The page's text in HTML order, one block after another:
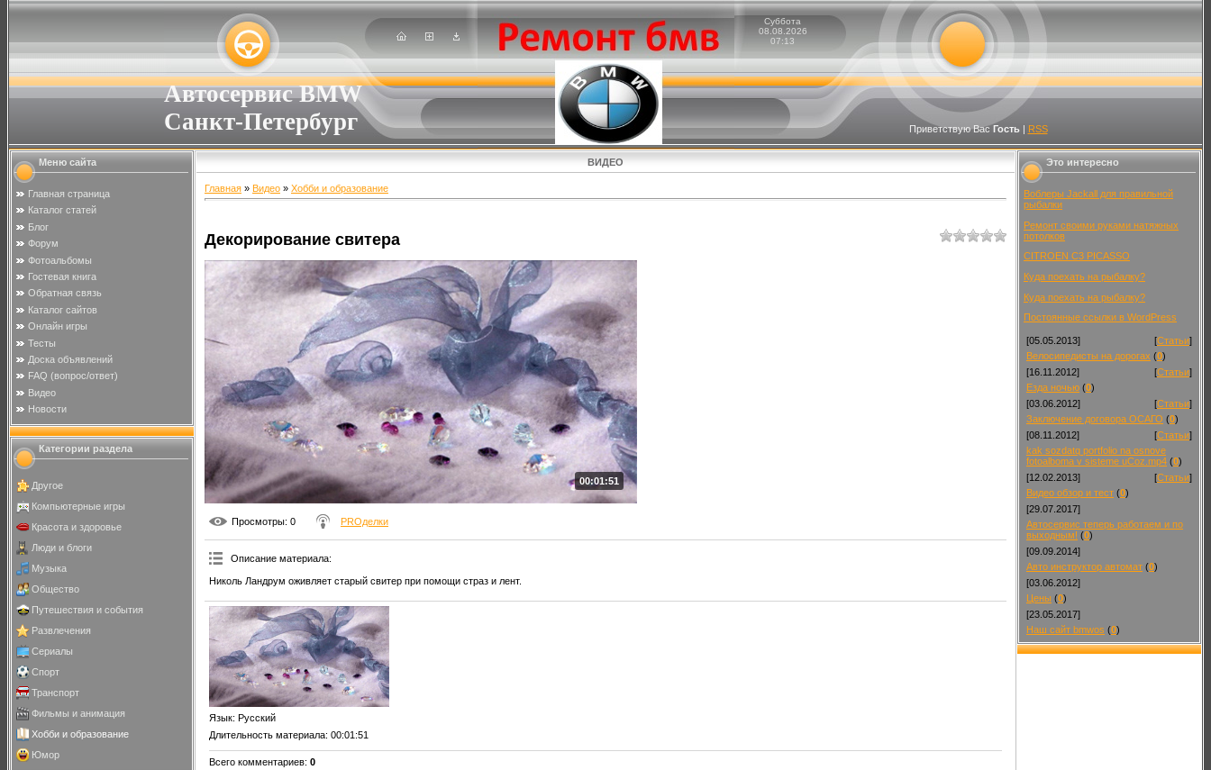
Автосервис BMW
Санкт-Петербург
Суббота
08.08.2026
07:13
Приветствую Вас Гость| RSS
Меню сайта
Главная страница
Каталог статей
Блог
Форум
Фотоальбомы
Гостевая книга
Обратная связь
Каталог сайтов
Онлайн игры
Тесты
Доска объявлений
FAQ (вопрос/ответ)
Видео
Новости
Категории раздела
Другое
Компьютерные игры
Красота и здоровье
Люди и блоги
Музыка
Общество
Путешествия и события
Развлечения
Сериалы
Спорт
Транспорт
Фильмы и анимация
Хобби и образование
Юмор
ВИДЕО
Главная » Видео » Хобби и образование
Декорирование свитера
00:01:51
Просмотры: 0 PROделки
Описание материала:
Николь Ландрум оживляет старый свитер при помощи страз и лент.
Язык: Русский
Длительность материала: 00:01:51
Всего комментариев: 0
Это интересно
Воблеры Jackall для правильной
рыбалки
Ремонт своими руками натяжных
потолков
CITROEN C3 PICASSO
Куда поехать на рыбалку?
Куда поехать на рыбалку?
Постоянные ссылки в WordPress
[05.05.2013] [Статьи]
Велосипедисты на дорогах (0)
[16.11.2012]
[Статьи]
Езда ночью (0)
[03.06.2012]
[Статьи]
Заключение договора ОСАГО (0)
[08.11.2012]
[Статьи]
kak sozdatq portfolio na osnove
fotoalboma v sisteme uCoz.mp4 (0)
[12.02.2013]
[Статьи]
Видео обзор и тест (0)
[29.07.2017]
Автосервис теперь работаем и по
выходным! (0)
[09.09.2014]
Авто инструктор автомат (0)
[03.06.2012]
Цены (0)
[23.05.2017]
Наш сайт bmwos (0)